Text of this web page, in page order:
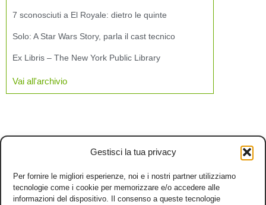
Gestisci la tua privacy
Per fornire le migliori esperienze, noi e i nostri partner utilizziamo
tecnologie come i cookie per memorizzare e/o accedere alle
informazioni del dispositivo. Il consenso a queste tecnologie
7 sconosciuti a El Royale: dietro le quinte
Solo: A Star Wars Story, parla il cast tecnico
Ex Libris – The New York Public Library
Vai all'archivio